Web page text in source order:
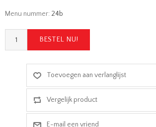
Menu nummer: 24b